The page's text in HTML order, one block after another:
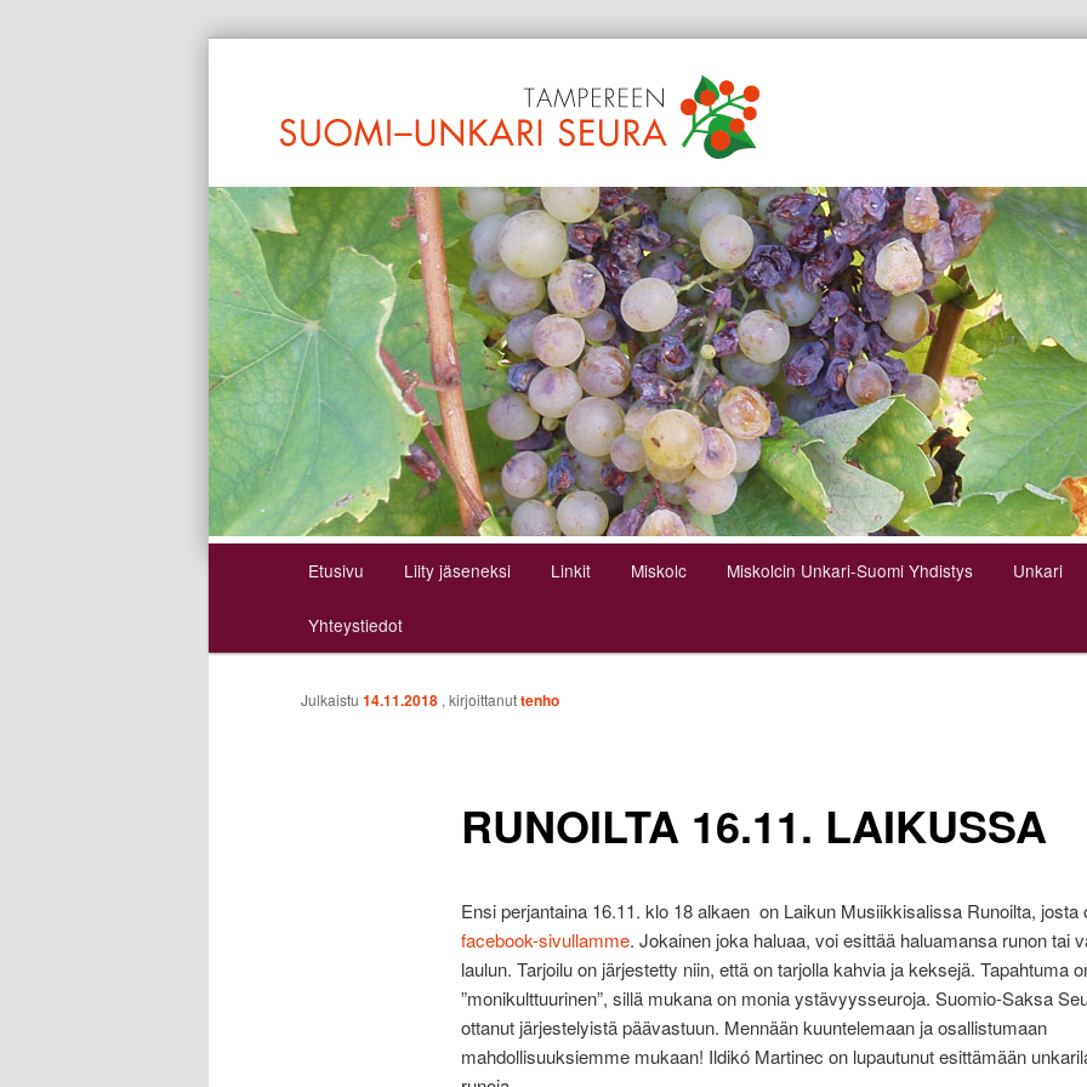
Siirry
sisältöön
Siirry
toissijaiseen
sisältöön
Etusivu Liity jäseneksi Linkit Miskolc Miskolcin Unkari-Suomi Yhdistys Unkari
Yhteystiedot
RUNOILTA 16.11. LAIKUSSA
Julkaistu 14.11.2018 , kirjoittanuttenho
Ensi perjantaina 16.11. klo 18 alkaen on Laikun Musiikkisalissa Runoilta, josta
facebook-sivullamme. Jokainen joka haluaa, voi esittää haluamansa runon tai
laulun. Tarjoilu on järjestetty niin, että on tarjolla kahvia ja keksejä. Tapahtuma
”monikulttuurinen”, sillä mukana on monia ystävyysseuroja. Suomio-Saksa
ottanut järjestelyistä päävastuun. Mennään kuuntelemaan ja osallistumaan
mahdollisuuksiemme mukaan! Ildikó Martinec on lupautunut esittämään